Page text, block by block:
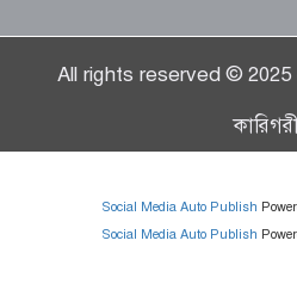
All rights reserved ©
Social Media Auto Publish
Social Media Auto Publish